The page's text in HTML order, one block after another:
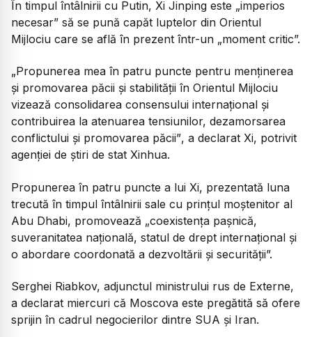
În timpul întâlnirii cu Putin, Xi Jinping este „imperios
necesar” să se pună capăt luptelor din Orientul
Mijlociu care se află în prezent într-un „moment critic”.
„Propunerea mea în patru puncte pentru menținerea
și promovarea păcii și stabilității în Orientul Mijlociu
vizează consolidarea consensului internațional și
contribuirea la atenuarea tensiunilor, dezamorsarea
conflictului și promovarea păcii”, a declarat Xi, potrivit
agenției de știri de stat Xinhua.
Propunerea în patru puncte a lui Xi, prezentată luna
trecută în timpul întâlnirii sale cu prințul moștenitor al
Abu Dhabi, promovează „coexistența pașnică,
suveranitatea națională, statul de drept internațional și
o abordare coordonată a dezvoltării și securității”.
Serghei Riabkov, adjunctul ministrului rus de Externe,
a declarat miercuri că Moscova este pregătită să ofere
sprijin în cadrul negocierilor dintre SUA și Iran.